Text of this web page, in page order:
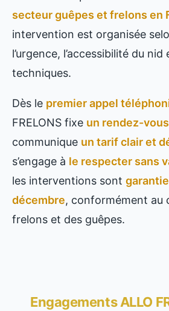
secteur guêpes et frelons en
intervention est organisée
l’urgence, l’accessibilité du
techniques.
Dès le premier appel
FRELONS fixe un rendez-
communique un tarif clair et
s’engage à le respecter sans
les interventions sont
décembre, conformément au
frelons et des guêpes.
Engagements ALLO